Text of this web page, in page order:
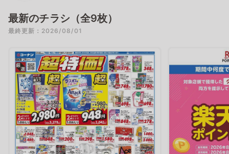
最新のチラシ（全9枚）
最終更新：2026/08/01